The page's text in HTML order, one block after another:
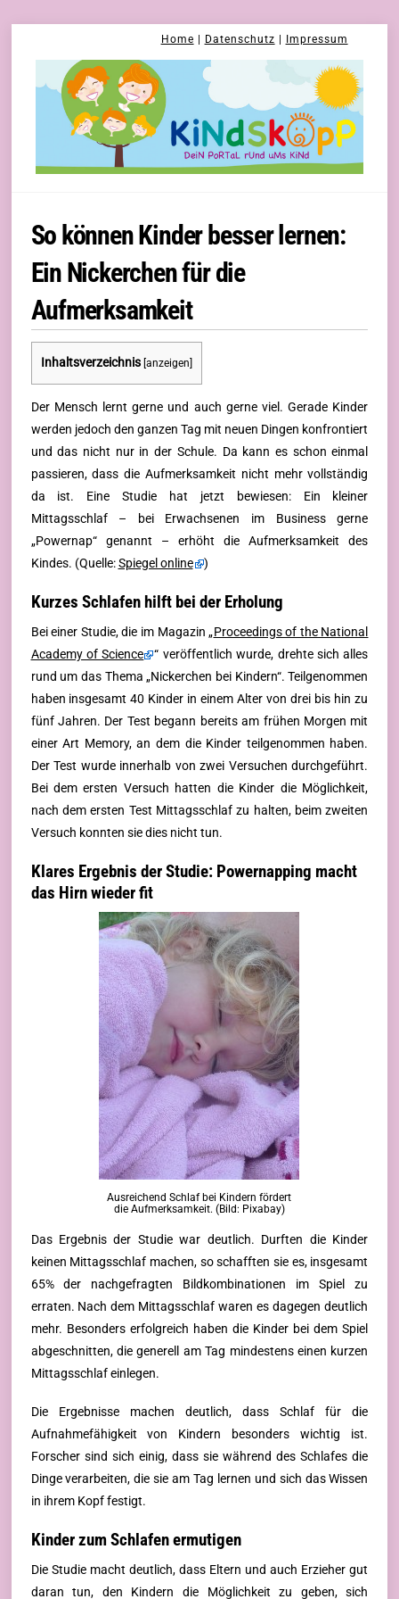
Home Datenschutz Impressum
So können Kinder besser lernen:
Ein Nickerchen für die
Aufmerksamkeit
Inhaltsverzeichnis [anzeigen]
Der Mensch lernt gerne und auch gerne viel. Gerade Kinder
werden jedoch den ganzen Tag mit neuen Dingen konfrontiert
und das nicht nur in der Schule. Da kann es schon einmal
passieren, dass die Aufmerksamkeit nicht mehr vollständig
da ist. Eine Studie hat jetzt bewiesen: Ein kleiner
Mittagsschlaf – bei Erwachsenen im Business gerne
„Powernap“ genannt – erhöht die Aufmerksamkeit des
Kindes. (Quelle:Spiegel online )
Kurzes Schlafen hilft bei der Erholung
Bei einer Studie, die im Magazin „Proceedings of the National
Academy of Science
“ veröffentlich wurde, drehte sich alles
rund um das Thema „Nickerchen bei Kindern“. Teilgenommen
haben insgesamt 40 Kinder in einem Alter von drei bis hin zu
fünf Jahren. Der Test begann bereits am frühen Morgen mit
einer Art Memory, an dem die Kinder teilgenommen haben.
Der Test wurde innerhalb von zwei Versuchen durchgeführt.
Bei dem ersten Versuch hatten die Kinder die Möglichkeit,
nach dem ersten Test Mittagsschlaf zu halten, beim zweiten
Versuch konnten sie dies nicht tun.
Klares Ergebnis der Studie: Powernapping macht
das Hirn wieder fit
Ausreichend Schlaf bei Kindern fördert
die Aufmerksamkeit. (Bild: Pixabay)
Das Ergebnis der Studie war deutlich. Durften die Kinder
keinen Mittagsschlaf machen, so schafften sie es, insgesamt
65% der nachgefragten Bildkombinationen im Spiel zu
erraten. Nach dem Mittagsschlaf waren es dagegen deutlich
mehr. Besonders erfolgreich haben die Kinder bei dem Spiel
abgeschnitten, die generell am Tag mindestens einen kurzen
Mittagsschlaf einlegen.
Die Ergebnisse machen deutlich, dass Schlaf für die
Aufnahmefähigkeit von Kindern besonders wichtig ist.
Forscher sind sich einig, dass sie während des Schlafes die
Dinge verarbeiten, die sie am Tag lernen und sich das Wissen
in ihrem Kopf festigt.
Kinder zum Schlafen ermutigen
Die Studie macht deutlich, dass Eltern und auch Erzieher gut
daran tun, den Kindern die Möglichkeit zu geben, sich